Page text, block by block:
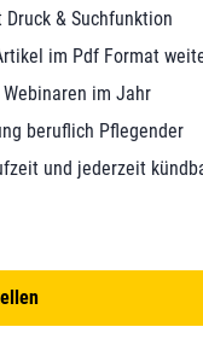
& Suchfunktion
im Pdf Format
im Jahr
beruflich Pflegender
und jederzeit